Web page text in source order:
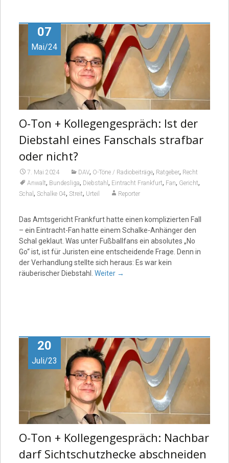
Video07
Mai/24
O-Ton + Kollegengespräch: Ist der
Diebstahl eines Fanschals strafbar
oder nicht?
7. Mai 2024 DAV, O-Töne / Radiobeiträge, Ratgeber, Recht
Anwalt, Bundesliga, Diebstahl , Eintracht Frankfurt, Fan, Gericht,
Schal , Schalke 04, Streit, Urteil Reporter
Das Amtsgericht Frankfurt hatte einen komplizierten Fall
– ein Eintracht-Fan hatte einem Schalke-Anhänger den
Schal geklaut. Was unter Fußballfans ein absolutes „No
Go“ ist, ist für Juristen eine entscheidende Frage. Denn in
der Verhandlung stellte sich heraus: Es war kein
räuberischer Diebstahl. Weiter →
20
Juli/23
O-Ton + Kollegengespräch: Nachbar
darf Sichtschutzhecke abschneiden